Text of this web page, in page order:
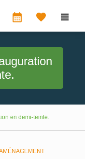
calendar_month  
en demi-teinte.